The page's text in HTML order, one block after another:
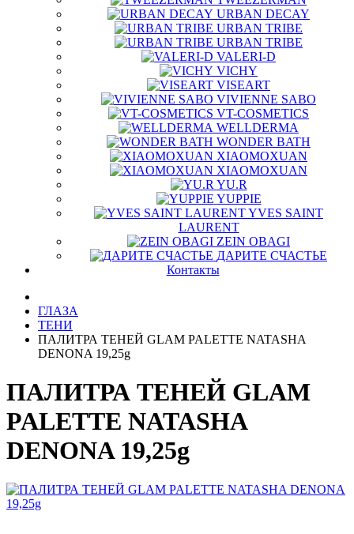
URBAN DECAY
URBAN TRIBE
URBAN TRIBE
VALERI-D
VICHY
VISEART
VIVIENNE SABO
VT-COSMETICS
WELLDERMA
WONDER BATH
XIAOMOXUAN
XIAOMOXUAN
YU.R
YUPPIE
YVES SAINT
LAURENT
ZEIN OBAGI
ДАРИТЕ СЧАСТЬЕ
Контакты
ГЛАЗА
ТЕНИ
ПАЛИТРА ТЕНЕЙ GLAM PALETTE NATASHA
DENONA 19,25g
ПАЛИТРА ТЕНЕЙ GLAM
PALETTE NATASHA
DENONA 19,25g